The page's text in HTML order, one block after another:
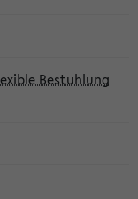
Bestuhlung